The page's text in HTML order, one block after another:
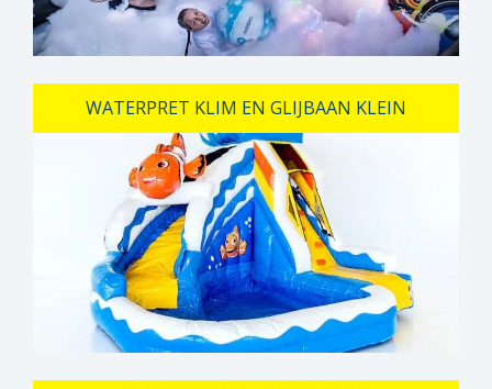
WATERPRET KLIM EN GLIJBAAN KLEIN